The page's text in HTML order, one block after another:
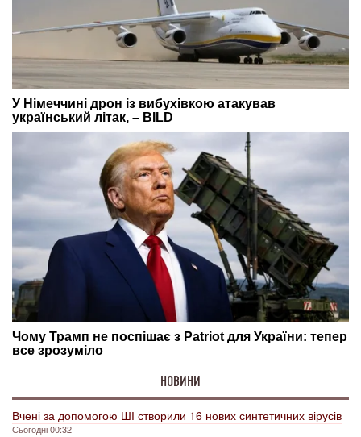
НОВИНИ
Вчені за допомогою ШІ створили 16 нових синтетичних вірусів
Сьогодні 00:32